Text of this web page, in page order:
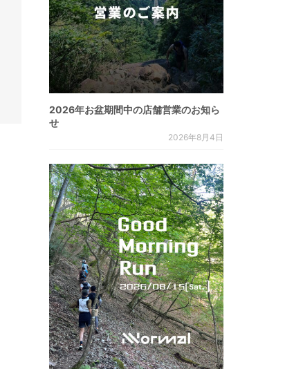
2026年お盆期間中の店舗営業のお知ら
せ
2026年8月4日